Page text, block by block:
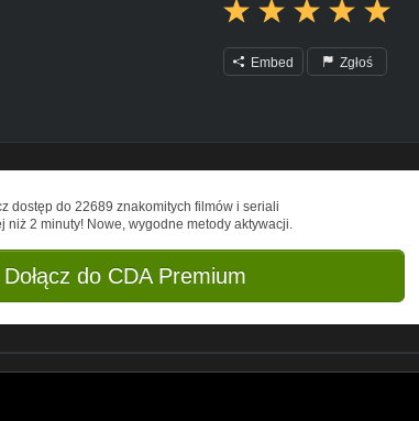
Embed Zgłoś
dostęp do 22689 znakomitych filmów i seriali
niż 2 minuty! Nowe, wygodne metody aktywacji.
Dołącz do CDA Premium